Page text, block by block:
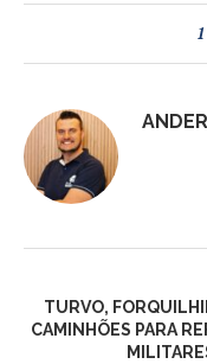
1
TURVO,
CAMINHÕES PARA